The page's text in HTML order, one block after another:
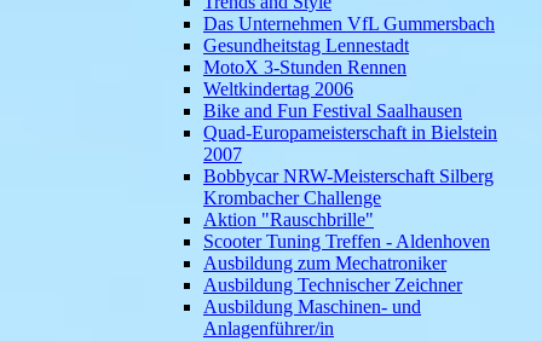
Das Unternehmen VfL Gummersbach
Gesundheitstag Lennestadt
MotoX 3-Stunden Rennen
Weltkindertag 2006
Bike and Fun Festival Saalhausen
Quad-Europameisterschaft in Bielstein
2007
Bobbycar NRW-Meisterschaft Silberg
Krombacher Challenge
Aktion "Rauschbrille"
Scooter Tuning Treffen - Aldenhoven
Ausbildung zum Mechatroniker
Ausbildung Technischer Zeichner
Ausbildung Maschinen- und
Anlagenführer/in